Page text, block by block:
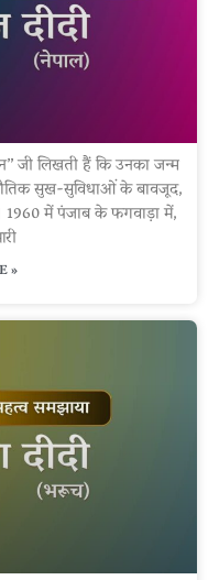
जी लिखती हैं कि उनका जन्म
सुख-सुविधाओं के बावजूद,
1960 में पंजाब के फगवाड़ा में,
»